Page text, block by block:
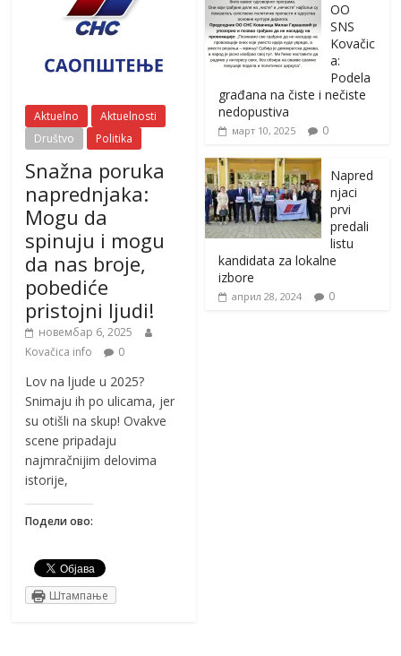
Aktuelno
Aktuelnosti
Društvo
Politika
Snažna poruka
naprednjaka:
Mogu da
spinuju i mogu
da nas broje,
pobediće
pristojni ljudi!
новембар 6, 2025
Kovačica info
0
Lov na ljude u 2025?
Snimaju ih po ulicama, jer
su otišli na skup! Ovakve
scene pripadaju
najmračnijim delovima
istorije,
Подели ово:
Штампање
OO
SNS
Kovačic
a:
Podela
građana na čiste i nečiste
nedopustiva
март 10, 2025 0
Napred
njaci
prvi
predali
listu
kandidata za lokalne
izbore
април 28, 2024 0